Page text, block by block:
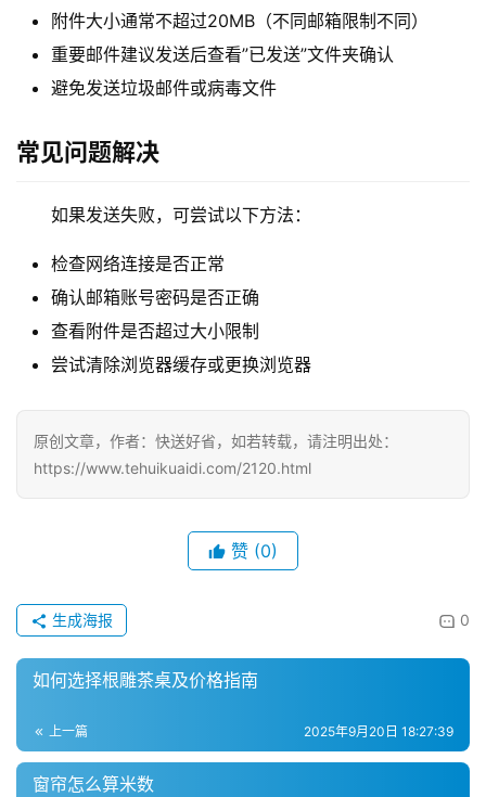
页
百
科
类
附件大小通常不超过20MB（不同邮箱限制不同）
重要邮件建议发送后查看”已发送”文件夹确认
避免发送垃圾邮件或病毒文件
常见问题解决
如果发送失败，可尝试以下方法：
检查网络连接是否正常
确认邮箱账号密码是否正确
查看附件是否超过大小限制
尝试清除浏览器缓存或更换浏览器
原创文章，作者：快送好省，如若转载，请注明出处：
https://www.tehuikuaidi.com/2120.html
赞 (0)
0
生成海报
如何选择根雕茶桌及价格指南
上一篇 2025年9月20日 18:27:39
窗帘怎么算米数